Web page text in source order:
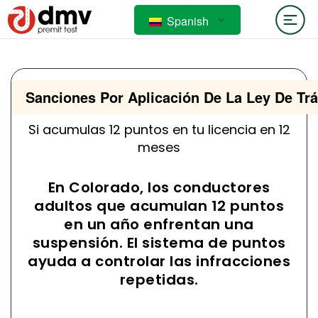
Spanish
Sanciones Por Aplicación De La Ley De
Si acumulas 12 puntos en tu licencia en 12
meses
En Colorado, los conductores
adultos que acumulan 12 puntos
en un año enfrentan una
suspensión. El sistema de puntos
ayuda a controlar las infracciones
repetidas.